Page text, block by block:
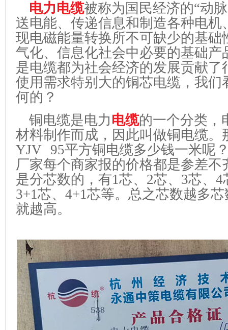
电力电缆被称为国民经济的“动
送电能、传递信息和制造各种电机
现电磁能量转换所不可缺少的基础
气化、信息化社会中必要的基础产
是电缆都为社会经济的发展贡献了
使用需求特别大的铜芯电缆，我们
何的？
铜电缆是电力 电缆的一个分类，
材料制作而成，因此叫做铜电缆。
YJV 95平方铜电缆多少钱一米呢
厂家每个商家报的价格都是参差不
是分芯数的，有1芯、2芯、3芯、4
3+1芯、4+1芯等。总之芯数越多
就越高。